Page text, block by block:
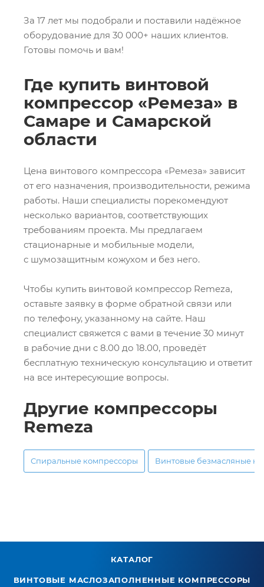
За 17 лет мы подобрали и поставили надёжное
оборудование для 30 000+ наших клиентов.
Готовы помочь и вам!
Где купить винтовой
компрессор «Ремеза» в
Самаре и Самарской
области
Цена винтового компрессора «Ремеза» зависит
от его назначения, производительности, режима
работы. Наши специалисты порекомендуют
несколько вариантов, соответствующих
требованиям проекта. Мы предлагаем
стационарные и мобильные модели,
с шумозащитным кожухом и без него.
Чтобы купить винтовой компрессор Remeza,
оставьте заявку в форме обратной связи или
по телефону, указанному на сайте. Наш
специалист свяжется с вами в течение 30 минут
в рабочие дни с 8.00 до 18.00, проведёт
бесплатную техническую консультацию и ответит
на все интересующие вопросы.
Другие компрессоры
Remeza
Спиральные компрессоры Винтовые безмасляные
КАТАЛОГ
ВИНТОВЫЕ МАСЛОЗАПОЛНЕННЫЕ КОМПРЕССОРЫ